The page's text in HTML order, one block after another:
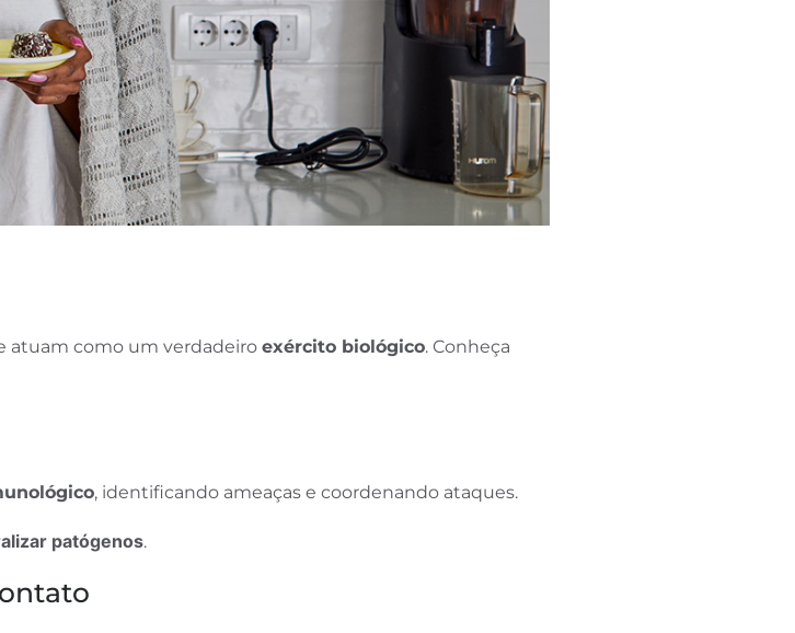
atuam como um verdadeiro exército biológico. Conheça
, identificando ameaças e coordenando ataques.
patógenos.